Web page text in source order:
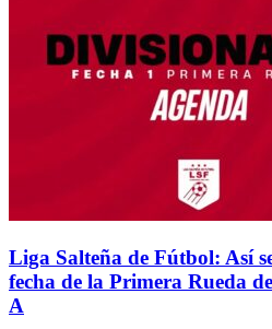
Liga Salteña de Fútbol: Así
fecha de la Primera Rueda
A